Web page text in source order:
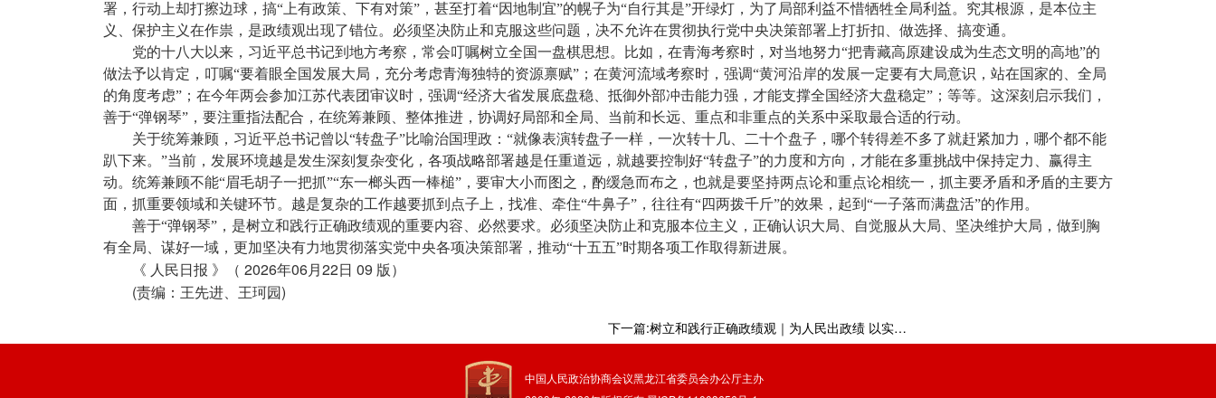
署，行动上却打擦边球，搞“上有政策、下有对策”，甚至打着“因地制宜”的幌子为“自行其是”开绿灯，为了局部利益不惜牺牲全局利益。究其根源，是本位主
义、保护主义在作祟，是政绩观出现了错位。必须坚决防止和克服这些问题，决不允许在贯彻执行党中央决策部署上打折扣、做选择、搞变通。
党的十八大以来，习近平总书记到地方考察，常会叮嘱树立全国一盘棋思想。比如，在青海考察时，对当地努力“把青藏高原建设成为生态文明的高地”的
做法予以肯定，叮嘱“要着眼全国发展大局，充分考虑青海独特的资源禀赋”；在黄河流域考察时，强调“黄河沿岸的发展一定要有大局意识，站在国家的、全局
的角度考虑”；在今年两会参加江苏代表团审议时，强调“经济大省发展底盘稳、抵御外部冲击能力强，才能支撑全国经济大盘稳定”；等等。这深刻启示我们，
善于“弹钢琴”，要注重指法配合，在统筹兼顾、整体推进，协调好局部和全局、当前和长远、重点和非重点的关系中采取最合适的行动。
关于统筹兼顾，习近平总书记曾以“转盘子”比喻治国理政：“就像表演转盘子一样，一次转十几、二十个盘子，哪个转得差不多了就赶紧加力，哪个都不能
趴下来。”当前，发展环境越是发生深刻复杂变化，各项战略部署越是任重道远，就越要控制好“转盘子”的力度和方向，才能在多重挑战中保持定力、赢得主
动。统筹兼顾不能“眉毛胡子一把抓”“东一榔头西一棒槌”，要审大小而图之，酌缓急而布之，也就是要坚持两点论和重点论相统一，抓主要矛盾和矛盾的主要方
面，抓重要领域和关键环节。越是复杂的工作越要抓到点子上，找准、牵住“牛鼻子”，往往有“四两拨千斤”的效果，起到“一子落而满盘活”的作用。
善于“弹钢琴”，是树立和践行正确政绩观的重要内容、必然要求。必须坚决防止和克服本位主义，正确认识大局、自觉服从大局、坚决维护大局，做到胸
有全局、谋好一域，更加坚决有力地贯彻落实党中央各项决策部署，推动“十五五”时期各项工作取得新进展。
《 人民日报 》（ 2026年06月 22日 09 版）
(责编：王先进、王珂园)
下一篇:树立和践行正确政绩观｜为人民出政绩 以实干出政绩
中国人民政治协商会议黑龙江省委员会办公厅主办